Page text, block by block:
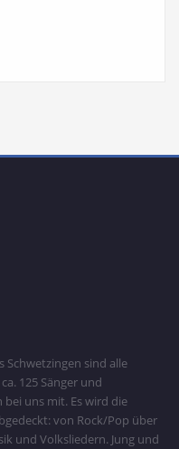
Schwetzingen sind alle
125 Sänger und
bei uns mit. Es wird die
von Rock/Pop über
und Volksliedern. Jung und